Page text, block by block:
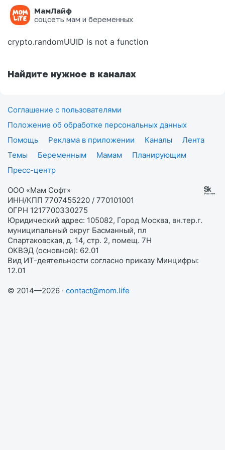
МамЛайф
соцсеть мам и беременных
Ошибка на странице
crypto.randomUUID is not a function
Найдите нужное в каналах
Соглашение с пользователями
Положение об обработке персональных данных
Помощь
Реклама в приложении Каналы
Лента
Темы
Беременным Мамам
Планирующим
Пресс-центр
ООО «Мам Софт»
ИНН/КПП 7707455220 / 770101001
ОГРН 1217700330275
Юридический адрес: 105082, Город Москва, вн.тер.г.
муниципальный округ Басманный, пл
Спартаковская, д. 14, стр. 2, помещ. 7Н
ОКВЭД (основной): 62.01
Вид ИТ-деятельности согласно приказу Минцифры:
12.01
© 2014—2026 · contact@mom.life